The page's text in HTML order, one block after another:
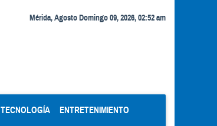
Mérida, Agosto Domingo 09, 2026, 02:52 am
TECNOLOGÍA ENTRETENIMIENTO